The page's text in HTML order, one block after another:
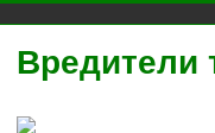
Вредители